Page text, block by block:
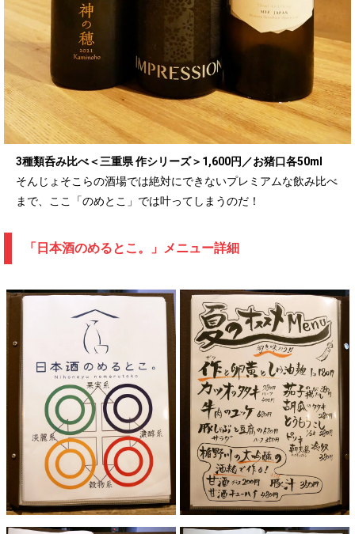
3種類呑み比べ＜三重県 作シリーズ＞1,600円／お猪口各50ml
そんじょそこらの酒場では絶対にできないプレミアムな飲み比べ
まで、ここ「のめとこ」では叶ってしまうのだ！
「日本酒のめるとこ。」メニュー詳細